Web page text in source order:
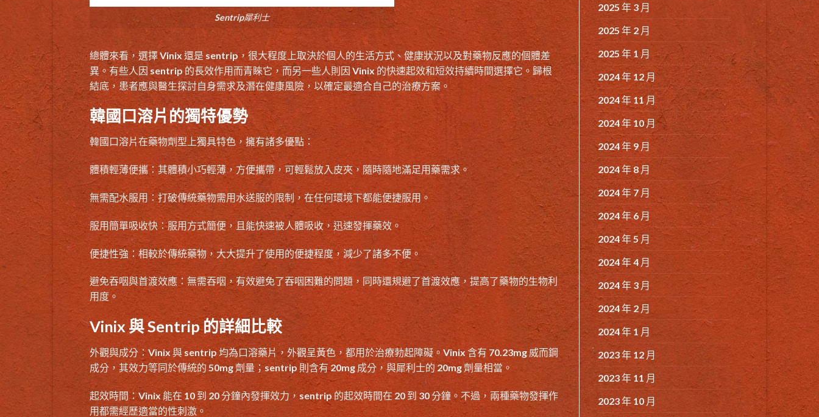
Sentrip犀利士
總體來看，選擇 Vinix 還是 sentrip，很大程度上取決於個人的生活方式、健康狀況以及對藥物反應的個體差
異。有些人因 sentrip 的長效作用而青睞它，而另一些人則因 Vinix 的快速起效和短效持續時間選擇它。歸根
結底，患者應與醫生探討自身需求及潛在健康風險，以確定最適合自己的治療方案。
韓國口溶片的獨特優勢
韓國口溶片在藥物劑型上獨具特色，擁有諸多優點：
體積輕薄便攜：其體積小巧輕薄，方便攜帶，可輕鬆放入皮夾，隨時隨地滿足用藥需求。
無需配水服用：打破傳統藥物需用水送服的限制，在任何環境下都能便捷服用。
服用簡單吸收快：服用方式簡便，且能快速被人體吸收，迅速發揮藥效。
便捷性強：相較於傳統藥物，大大提升了使用的便捷程度，減少了諸多不便。
避免吞咽與首渡效應：無需吞咽，有效避免了吞咽困難的問題，同時還規避了首渡效應，提高了藥物的生物利
用度。
Vinix 與 Sentrip 的詳細比較
外觀與成分：Vinix 與 sentrip均為口溶藥片，外觀呈黃色，都用於治療勃起障礙。Vinix 含有 70.23mg 威而鋼
成分，其效力等同於傳統的 50mg 劑量；sentrip 則含有 20mg 成分，與犀利士的 20mg 劑量相當。
起效時間：Vinix 能在 10 到 20 分鐘內發揮效力，sentrip 的起效時間在 20 到 30 分鐘。不過，兩種藥物發揮作
用都需經歷適當的性刺激。
2025 年 3 月
2025 年 2 月
2025 年 1 月
2024 年 12 月
2024 年 11 月
2024 年 10 月
2024 年 9 月
2024 年 8 月
2024 年 7 月
2024 年 6 月
2024 年 5 月
2024 年 4 月
2024 年 3 月
2024 年 2 月
2024 年 1 月
2023 年 12 月
2023 年 11 月
2023 年 10 月